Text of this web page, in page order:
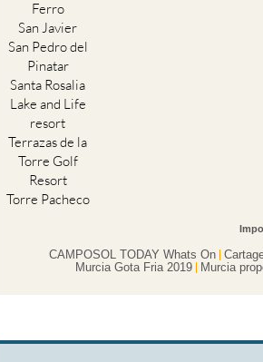
Ferro
San Javier
San Pedro del
Pinatar
Santa Rosalia
Lake and Life
resort
Terrazas de la
Torre Golf
Resort
Torre Pacheco
CAMPOSOL TODAY Whats On
Murcia Gota Fria 2019
Murcia